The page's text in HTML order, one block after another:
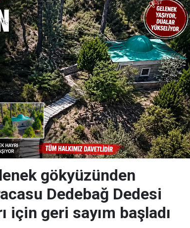
gökyüzünden
Dedebağ Dedesi
için geri sayım başladı